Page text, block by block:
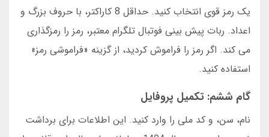
یک رمز قوی انتخاب کنید. حداقل 8 کاراکتر، با حروف بزرگ و
اعداد. ربات پیش بینی فوتبال تلگرام معتبر، رمز را رمزگذاری
می کند. اگر رمز را فراموش کردید، از گزینه «فراموشی رمز»
استفاده کنید.
گام ششم: تکمیل پروفایل
نام، سن، و کد ملی را وارد کنید. این اطلاعات برای برداشت